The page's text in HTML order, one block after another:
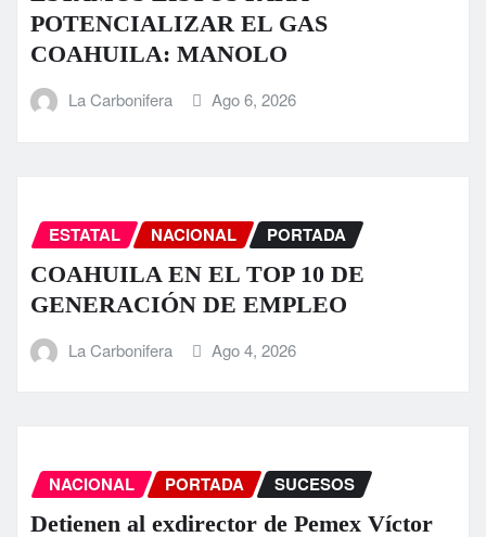
POTENCIALIZAR EL GAS
COAHUILA: MANOLO
La Carbonifera Ago 6, 2026
ESTATAL NACIONAL PORTADA
COAHUILA EN EL TOP 10 DE
GENERACIÓN DE EMPLEO
La Carbonifera Ago 4, 2026
NACIONAL PORTADA SUCESOS
Detienen al exdirector de Pemex Víctor